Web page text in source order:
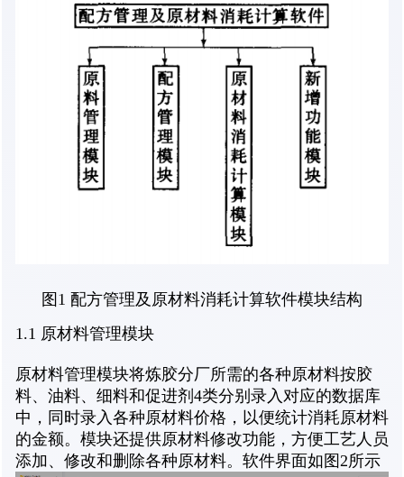
图1 配方管理及原材料消耗计算软件模块结构
1.1 原材料管理模块
原材料管理模块将炼胶分厂所需的各种原材料按胶
料、油料、细料和促进剂4类分别录入对应的数据库
中，同时录入各种原材料价格，以便统计消耗原材料
的金额。模块还提供原材料修改功能，方便工艺人员
添加、修改和删除各种原材料。软件界面如图2所示